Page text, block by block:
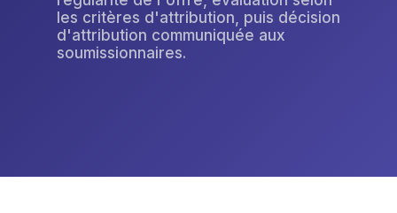
les critères d'attribution, puis décision
d'attribution communiquée aux
soumissionnaires.